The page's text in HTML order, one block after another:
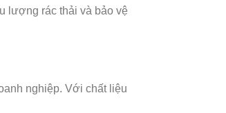
lượng rác thải và bảo vệ
nghiệp. Với chất liệu